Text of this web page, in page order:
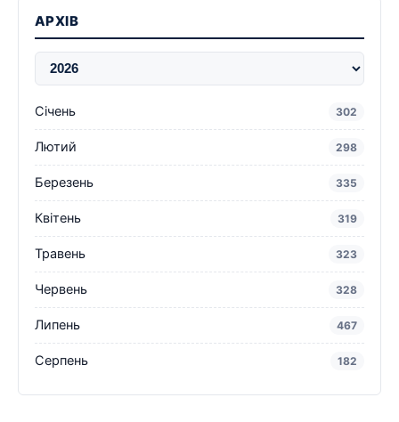
АРХІВ
Січень 302
Лютий 298
Березень 335
Квітень 319
Травень 323
Червень 328
Липень 467
Серпень 182